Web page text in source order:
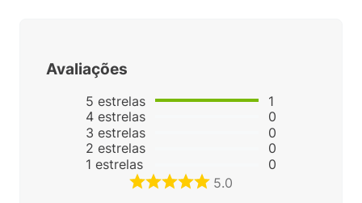
Avaliações
5 estrelas
4 estrelas
3 estrelas
2 estrelas
1 estrelas
1
0
0
0
0
5.0